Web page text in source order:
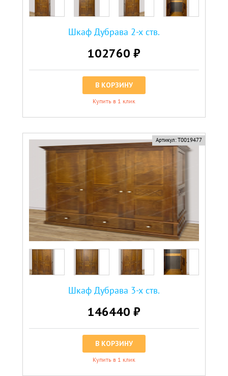
Шкаф Дубрава 2-х ств.
102760 ₽
В КОРЗИНУ
Купить в 1 клик
Артикул: Т0019477
Шкаф Дубрава 3-х ств.
146440 ₽
В КОРЗИНУ
Купить в 1 клик